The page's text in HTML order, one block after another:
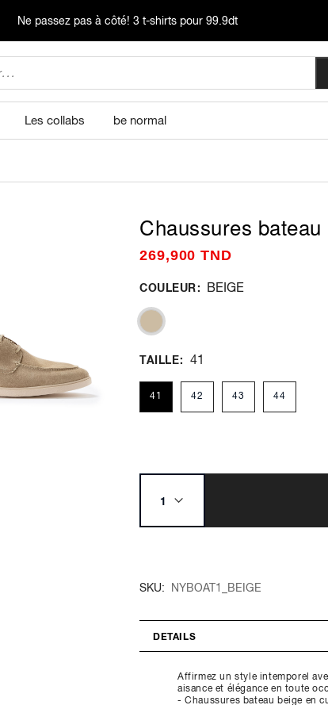
Ne passez pas à côté! 3 t-shirts pour 99.9dt
Les collabs be normal
Chaussures
269,900 TND
COULEUR BEIGE
TAILLE 41
41 42 43 44
SKU NYBOAT1_BEIGE
DETAILS
Affirmez un style intemporel
aisance et élégance en toute
- Chaussures bateau beige en